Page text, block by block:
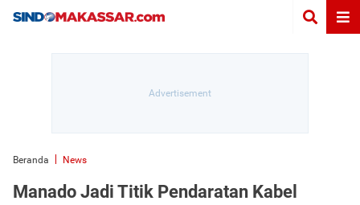
Beranda News
Manado Jadi Titik Pendaratan Kabel